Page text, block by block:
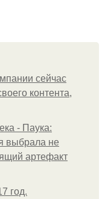
сейчас
контента,
- Паука:
выбрала не
артефакт
год.